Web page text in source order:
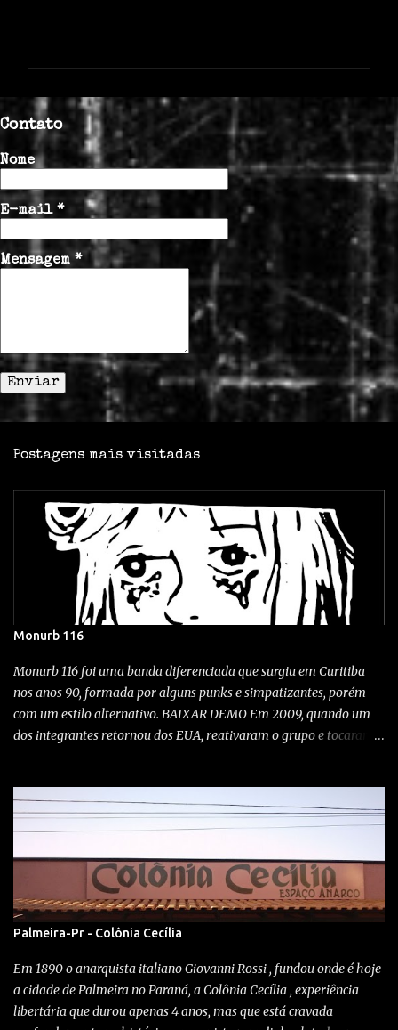
n
á
r
i
o
s
Contato
Nome
E-mail *
Mensagem*
Postagens mais visitadas
Monurb 116
Monurb 116 foi uma banda diferenciada que surgiu em Curitiba
nos anos 90, formada por alguns punks e simpatizantes, porém
com um estilo alternativo. BAIXAR DEMO Em 2009, quando um
dos integrantes retornou dos EUA, reativaram o grupo e tocaram
Clube Curupira / 23/10/1999 O quê? Show com Monurb 116,
Vertedero, Abutres e Idiotas Berrantes Quando? 12-09-09 Onde?
tomou conta do território no bar do boca... Monurb renascendo
das trevas após quase 8 anos... MAIS MONURB
Noise/indie/industrial de Monurb 116 , calando o público da
bodega. El Vertedero toca (o horror) Eskorbuto! ............... Os
para atrapalhar sua navegação, sem conteúdo pago, sem
algoritmos manipulando o que você vê...
Palmeira-Pr - Colônia Cecília
Em 1890 o anarquista italiano Giovanni Rossi , fundou onde é hoje
a cidade de Palmeira no Paraná, a Colônia Cecília , experiência
libertária que durou apenas 4 anos, mas que está cravada